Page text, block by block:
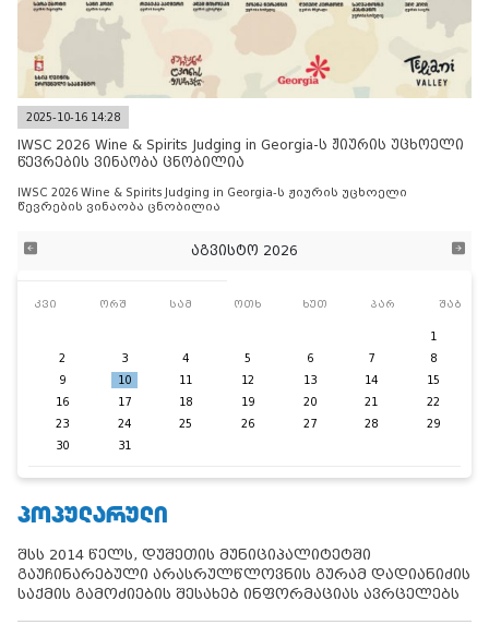
2025-10-16 14:28
IWSC 2026 Wine & Spirits Judging in Georgia-ს ჟიურის უცხოელი
წევრების ვინაობა ცნობილია
IWSC 2026 Wine & Spirits Judging in Georgia-ს ჟიურის უცხოელი
წევრების ვინაობა ცნობილია
აგვისტო 2026
კვი ორშ სამ ოთხ ხუთ პარ შაბ
1
2
3 4 5 6 7
8
9
10 11 12 13 14
15
16
17 18 19 20 21
22
23
24 25 26 27 28
29
30
31
ᲞᲝᲞᲣᲚᲐᲠᲣᲚᲘ
შსს 2014 წელს, დუშეთის მუნიციპალიტეტში
გაუჩინარებული არასრულწლოვნის გურამ დადიანიძის
საქმის გამოძიების შესახებ ინფორმაციას ავრცელებს